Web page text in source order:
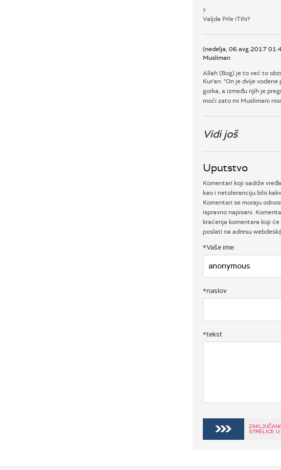
?
Valjda Prle iTihi?
(nedelja, 06.avg.2017
Musliman
Allah (Bog) je to već to
Kur'an: "On je dvije
gorka, a između njih je
moći zato mi Muslimani
Vidi još
Uputstvo
Komentari koji sadrže
kao i netoleranciju bilo
Komentari se moraju
ispravno napisani.
kraćenja komentara koji
poslati na adresu
*Vaše ime:
*naslov
*tekst
STRELICE U